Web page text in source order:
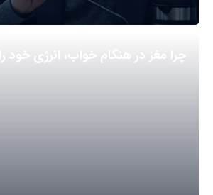
چرا مغز در هنگام خواب، انرژی خود